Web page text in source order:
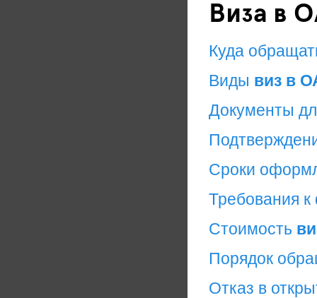
Виза в
Куда
Виды виз в
Документы
Сроки
Требования к
Стоимость
Порядок
Отказ в